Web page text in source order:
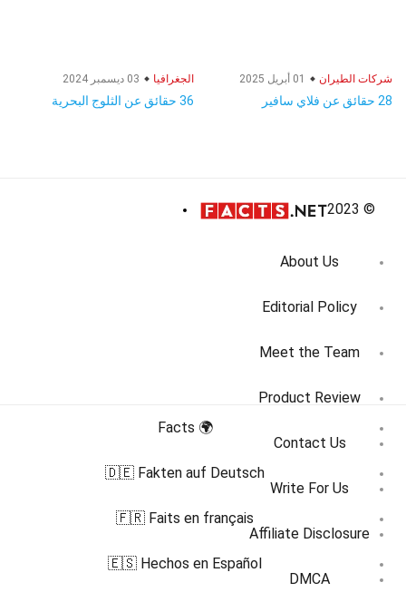
شركات الطيران
28 حقائق عن فلاي سافير
الجغرافيا
36 حقائق عن الثلوج البحرية
© 2023
About Us
Editorial Policy
Meet the Team
Product Review
Contact Us
Write For Us
Affiliate Disclosure
DMCA
🌍 Facts
🇩🇪 Fakten auf Deutsch
🇫🇷 Faits en français
🇪🇸 Hechos en Español